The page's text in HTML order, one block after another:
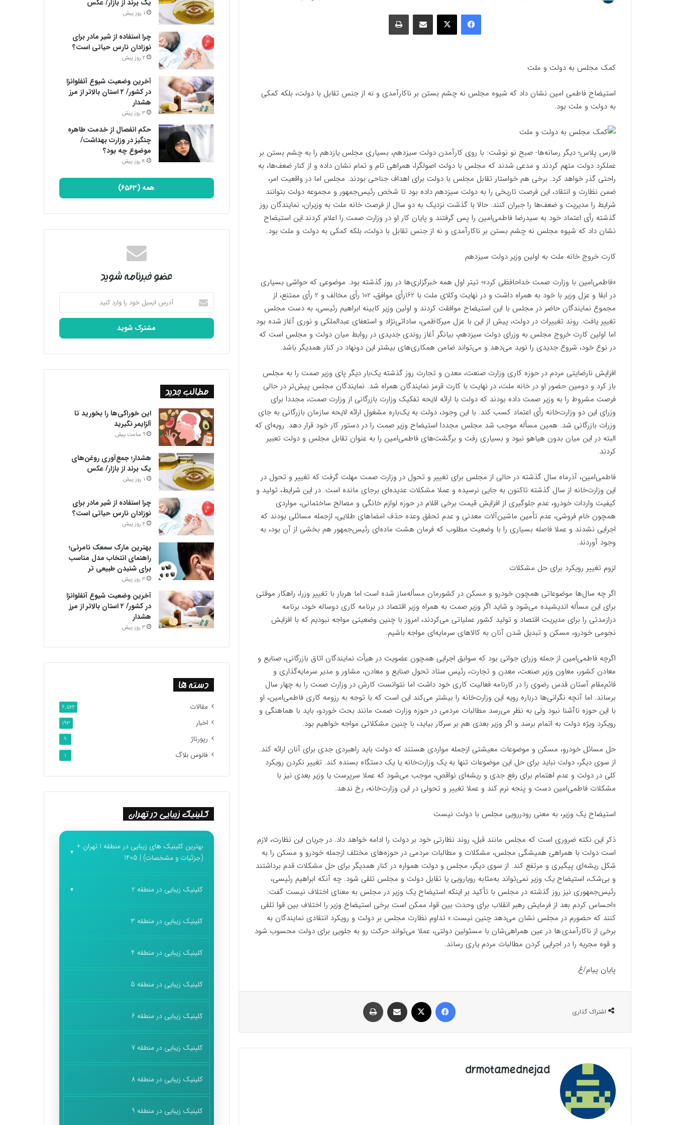
فیسبوک ایکس اشتراک گذاری با ایمیل چاپ
کمک مجلس به دولت و ملت
استیضاح فاطمی امین نشان داد که شیوه مجلس نه چشم بستن بر ناکارآمدی و نه از جنس تقابل با دولت، بلکه کمکی
به دولت و ملت بود.
فارس پلاس؛ دیگر رسانه‌ها- صبح نو نوشت: با روی کارآمدن دولت سیزدهم، بسیاری مجلس یازدهم را به چشم بستن بر
عملکرد دولت متهم کردند و مدعی شدند که مجلس با دولت اصولگرا، همراهی تام و تمام نشان داده و از کنار ضعف‌ها، به
راحتی گذر خواهد کرد. برخی هم خواستار تقابل مجلس با دولت برای اهداف جناحی بودند. مجلس اما در واقعیت امر،
ضمن نظارت و انتقاد، این فرصت تاریخی را به دولت سیزدهم داده بود تا شخص رئیس‌جمهور و مجموعه دولت بتوانند
شرایط را مدیریت و ضعف‌ها را جبران کنند. حالا با گذشت نزدیک به دو سال از فرصت خانه ملت به وزیران، نمایندگان روز
گذشته رأی اعتماد خود به سیدرضا فاطمی‌امین را پس گرفتند و پایان کار او در وزارت صمت را اعلام کردند.این استیضاح
نشان داد که شیوه مجلس نه چشم بستن بر ناکارآمدی و نه از جنس تقابل با دولت، بلکه کمکی به دولت و ملت بود.
کارت خروج خانه ملت به اولین وزیر دولت سیزدهم
«فاطمی‌امین با وزارت صمت خداحافظی کرد»؛ تیتر اول همه خبرگزاری‌ها در روز گذشته بود. موضوعی که حواشی بسیاری
در ابقا و عزل وزیر با خود به همراه داشت و در نهایت وکلای ملت با 162رأی موافق، 102 رأی مخالف و 2 رأی ممتنع، از
مجموع نمایندگان حاضر در مجلس با این استیضاح موافقت کردند و اولین وزیر کابینه ابراهیم رئیسی، به دست مجلس
تغییر یافت. روند تغییرات در دولت، پیش از این با عزل میرکاظمی، ساداتی‌نژاد و استعفای عبدالملکی و نوری آغاز شده بود
اما اولین کارت خروج مجلس به وزرای دولت سیزدهم، بیانگر آغاز روندی جدیدی در روابط میان دولت و مجلس است که
در نوع خود، شروع جدیدی را نوید می‌دهد و می‌تواند ضامن همکاری‌های بیشتر این دونهاد در کنار همدیگر باشد.
افزایش نارضایتی مردم در حوزه کاری وزارت صنعت، معدن و تجارت روز گذشته یک‌بار دیگر پای وزیر صمت را به مجلس
باز کرد و دومین حضور او در خانه ملت، در نهایت با کارت قرمز نمایندگان همراه شد. نمایندگان مجلس پیش‌تر در حالی
فرصت مشروط را به وزیر صمت داده بودند که دولت با ارائه لایحه تفکیک وزارت بازرگانی از وزارت صمت، مجددا برای
وزرای این دو وزارت‌خانه رأی اعتماد کسب کند. با این وجود، دولت به یک‌باره مشغول ارائه لایحه سازمان بازرگانی به جای
وزرات بازرگانی شد. همین مسأله موجب شد مجلس مجددا استیضاح وزیر صمت را در دستور کار خود قرار دهد. رویه‌ای که
البته در این میان بدون هیاهو نبود و بسیاری رفت و برگشت‌های فاطمی‌امین را به عنوان تقابل مجلس و دولت تعبیر
کردند.
فاطمی‌امین، آذرماه سال گذشته در حالی از مجلس برای تغییر و تحول در وزارت صمت مهلت گرفت که تغییر و تحول در
این وزارت‌خانه از سال گذشته تاکنون به جایی نرسیده و عملا مشکلات عدیده‌ای‌ برجای مانده است. در این شرایط، تولید و
کیفیت واردات خودرو، عدم جلوگیری از افزایش قیمت برخی اقلام در حوزه لوازم خانگی و مصالح ساختمانی، مواردی
همچون خام فروشی، عدم تأمین ماشین‌آلات معدنی و عدم تحقق وعده حذف امضاهای طلایی، ازجمله مسائلی بودند که
اجرایی نشدند و عملا فاصله بسیاری را با وضعیت مطلوب که فرمان هشت ماده‌ای رئیس‌جمهور هم بخشی از آن بود، به
وجود آوردند.
لزوم تغییر رویکرد برای حل مشکلات
اگر چه سال‌ها موضوعاتی همچون خودرو و مسکن در کشورمان مسأله‌ساز شده است اما هربار با تغییر وزرا، راهکار موقتی
برای این مسأله اندیشیده می‌شود و شاید اگر وزیر صمت به همراه وزیر اقتصاد در برنامه کاری دوساله خود، برنامه
درازمدتی را برای مدیریت اقتصاد و تولید کشور عملیاتی می‌کردند، امروز با چنین وضعیتی مواجه نبودیم که با افزایش
نجومی خودرو، مسکن و تبدیل شدن آنان به کالاهای سرمایه‌ای مواجه باشیم.
اگرچه فاطمی‌امین از جمله وزرای جوانی بود که سوابق اجرایی همچون عضویت در هیأت نمایندگان اتاق بازرگانی، صنایع و
معادن کشور، معاون وزیر صنعت، معدن و تجارت، رئیس ستاد تحول صنایع و معادن، مشاور و مدیر سرمایه‌گذاری و
قائم‌مقام آستان قدس رضوی را در کارنامه فعالیت کاری خود داشت اما نتوانست کارش در وزارت صمت را به چهار سال
برساند. اما آنچه نگرانی‌ها درباره رویه این وزارت‌خانه را بیشتر می‌کند این است که با توجه به رزومه کاری فاطمی‌امین، او
با این حوزه ناآشنا نبود ولی به نظر می‌رسد مطالبات مردمی در حوزه وزارت صمت مانند بحث خوردو، باید با هماهنگی و
رویکرد ویژه دولت به اتمام برسد و اگر وزیر بعدی هم بر سرکار بیاید، با چنین مشکلاتی مواجه خواهیم بود.
حل مسائل خودرو، مسکن و موضوعات معیشتی ازجمله مواردی هستند که دولت باید راهبردی جدی برای آنان ارائه کند.
از سوی دیگر، دولت نباید برای حل این موضوعات تنها به یک وزارت‌خانه یا یک دستگاه بسنده کند. تغییر نکردن رویکرد
کلی در دولت و عدم اهتمام برای رفع جدی و ریشه‌ای نواقص، موجب می‌شود که عملا سرپرست یا وزیر بعدی نیز با
مشکلات فاطمی‌امین دست و پنجه نرم کند و عملا تغییر و تحولی در این وزارت‌خانه، رخ ندهد.
استیضاح یک وزیر، به معنی رودررویی مجلس با دولت نیست
ذکر این نکته ضروری است که مجلس مانند قبل، روند نظارتی خود بر دولت را ادامه خواهد داد. در جریان این نظارت، لازم
است دولت با همراهی همیشگی مجلس، مشکلات و مطالبات مردمی در حوزه‌های مختلف ازجمله خودرو و مسکن را به
شکل ریشه‌ای پیگیری و مرتفع کند. از سوی دیگر، مجلس و دولت همواره در کنار همدیگر برای حل مشکلات قدم برداشتند
و بی‌شک، استیضاح یک وزیر نمی‌تواند به‌مثابه رویارویی یا تقابل دولت و مجلس تلقی شود. چه آنکه ابراهیم رئیسی،
رئیس‌جمهوری نیز روز گذشته در مجلس با تأکید بر اینکه استیضاح یک وزیر در مجلس به معنای اختلاف نیست گفت:
«احساس کردم بعد از فرمایش رهبر انقلاب برای وحدت بین قوا، ممکن است برخی استیضاح وزیر را اختلاف بین قوا تلقی
کنند که حضورم در مجلس نشان می‌دهد چنین نیست.» تداوم نظارت مجلس بر دولت و رویکرد انتقادی نمایندگان به
برخی از ناکارآمدی ها در عین همراهی‌شان با مسئولین دولتی، عملا می‌تواند حرکت رو به جلویی برای دولت محسوب شود
و قوه مجریه را در اجرایی کردن مطالبات مردم یاری رساند.
پایان پیام/غ
اشتراک گذاری
فیسبوک ایکس اشتراک گذاری با ایمیل
drmotamednejad
یک برند از بازار/ عکس
1 روز پیش
چرا استفاده از شیر مادر برای
نوزادان نارس حیاتی است؟
2 روز پیش
آخرین وضعیت شیوع آنفلوانزا
در کشور/ ۲ استان بالاتر از مرز
هشدار
3 روز پیش
حکم انفصال از خدمت طاهره
چنگیز در وزارت بهداشت/
موضوع چه بود؟
4 روز پیش
همه (6563)
عضو خبرنامه شوید
آدرس
ایمیل
خود
وارد
مطالب جدید
این خوراکی‌ها را بخورید تا
آلزایمر نگیرید
9 ساعت پیش
هشدار؛ جمع‌آوری روغن‌های
یک برند از بازار/ عکس
1 روز پیش
چرا استفاده از شیر مادر برای
نوزادان نارس حیاتی است؟
2 روز پیش
بهترین مارک سمعک نامرئی؛
راهنمای انتخاب مدل مناسب
برای شنیدن طبیعی تر
3 روز پیش
آخرین وضعیت شیوع آنفلوانزا
در کشور/ ۲ استان بالاتر از مرز
هشدار
3 روز پیش
دسته ها
مقالات 6,522
اخبار 193
رپورتاژ 9
فانوس بلاگ 1
کلینیک زیبایی در تهران
بهترین کلینیک های زیبایی در منطقه 1 تهران +
(جزئیات و مشخصات) | 1405
کلینیک زیبایی در منطقه 2
کلینیک زیبایی در منطقه 3
کلینیک زیبایی در منطقه 4
کلینیک زیبایی در منطقه 5
کلینیک زیبایی در منطقه 6
کلینیک زیبایی در منطقه 7
کلینیک زیبایی در منطقه 8
کلینیک زیبایی در منطقه 9